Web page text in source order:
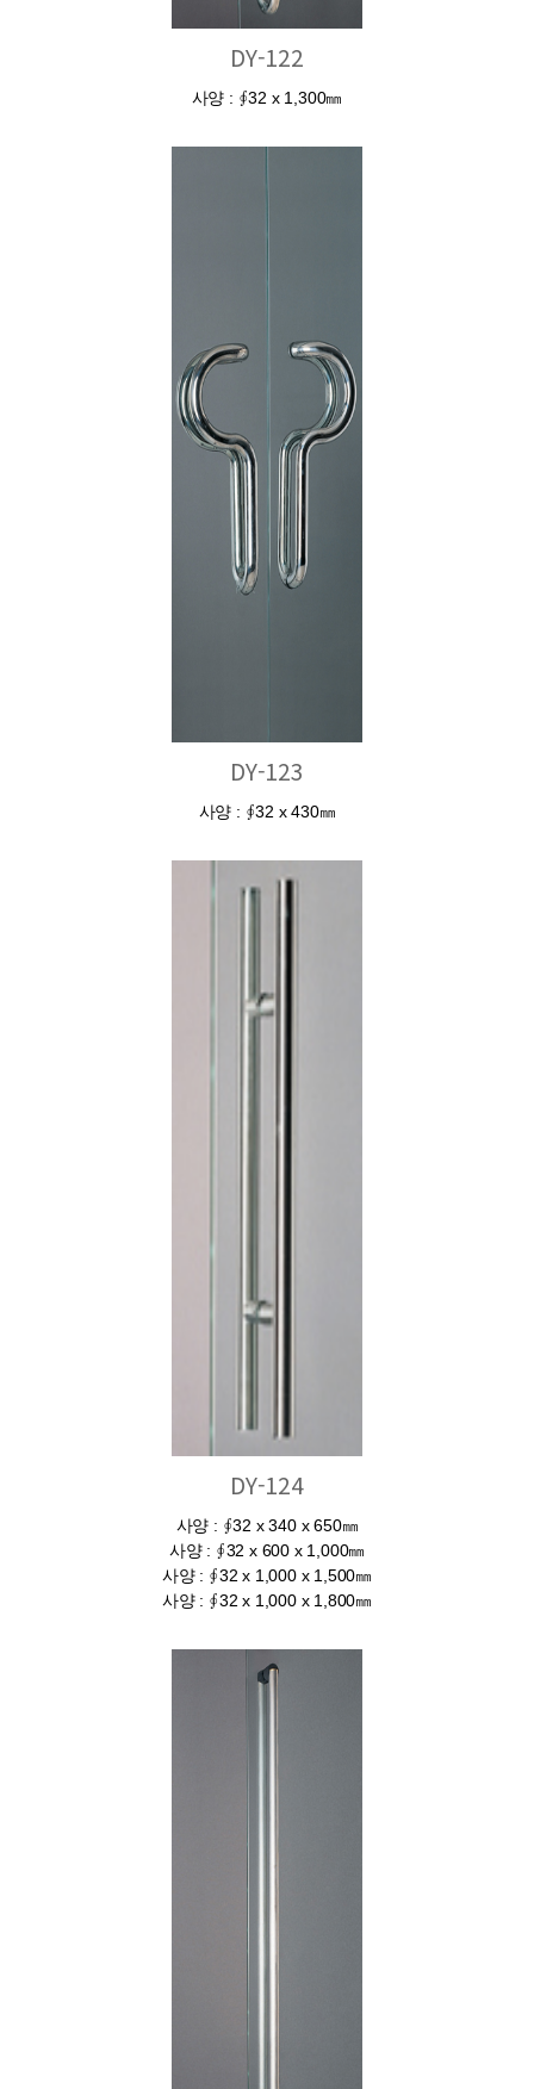
DY-122
사양 : ∮32 x 1,300㎜
DY-123
사양 : ∮32 x 430㎜
DY-124
사양 : ∮32 x 340 x 650㎜
사양 : ∮32 x 600 x 1,000㎜
사양 : ∮32 x 1,000 x 1,500㎜
사양 : ∮32 x 1,000 x 1,800㎜